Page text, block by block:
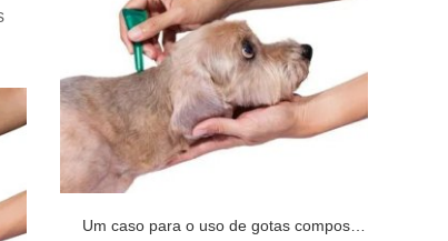
Um caso para o uso de gotas compostas de fipronil para cães